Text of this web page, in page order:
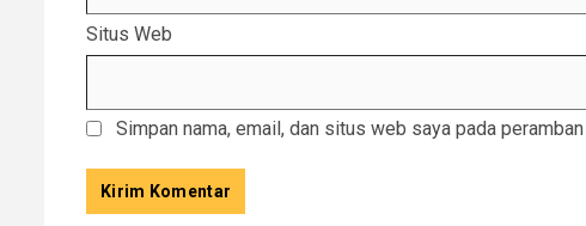
Situs Web
Simpan nama, email, dan situs web saya pada